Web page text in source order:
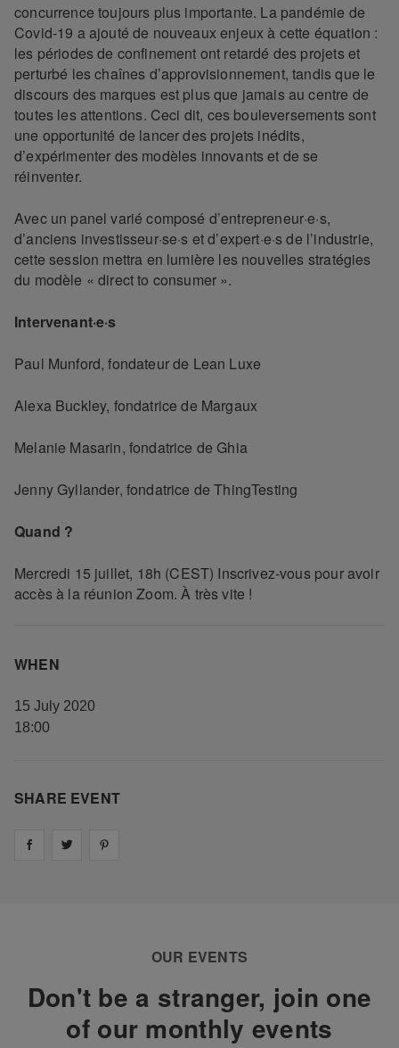
concurrence toujours plus importante. La pandémie de
Covid-19 a ajouté de nouveaux enjeux à cette équation :
les périodes de confinement ont retardé des projets et
perturbé les chaînes d’approvisionnement, tandis que le
discours des marques est plus que jamais au centre de
toutes les attentions. Ceci dit, ces bouleversements sont
une opportunité de lancer des projets inédits,
d’expérimenter des modèles innovants et de se
réinventer.
Avec un panel varié composé d’entrepreneur·e·s,
d’anciens investisseur·se·s et d’expert·e·s de l’industrie,
cette session mettra en lumière les nouvelles stratégies
du modèle « direct to consumer ».
Intervenant·e·s
Paul Munford, fondateur de Lean Luxe
Alexa Buckley, fondatrice de Margaux
Melanie Masarin, fondatrice de Ghia
Jenny Gyllander, fondatrice de ThingTesting
Quand ?
Mercredi 15 juillet, 18h (CEST) Inscrivez-vous pour avoir
accès à la réunion Zoom. À très vite !
WHEN
15 July 2020
18:00
SHARE EVENT
Share on facebook
Share on
OUR EVENTS
Don't be a stranger, join one
of our monthly events